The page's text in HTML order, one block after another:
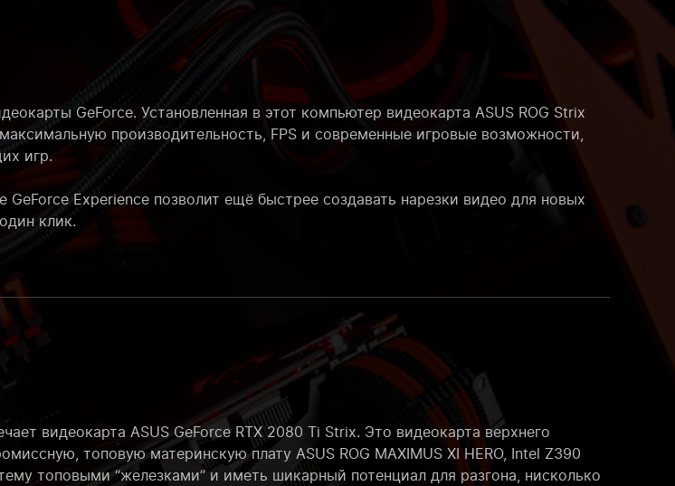
GeForce. Установленная в этот компьютер видеокарта ASUS ROG Strix
производительность, FPS и современные игровые возможности,
игр.
GeForce Experience позволит ещё быстрее создавать нарезки видео для новых
клик.
видеокарта ASUS GeForce RTX 2080 Ti Strix. Это видеокарта верхнего
топовую материнскую плату ASUS ROG MAXIMUS XI HERO, Intel Z390
топовыми “железками” и иметь шикарный потенциал для разгона, нисколько